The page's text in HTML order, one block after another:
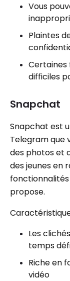
Vous
Plaintes
difficiles
Snapchat
Snapchat est
Telegram que
des photos et
des jeunes en
propose.
Les
temps
Riche en
vidéo